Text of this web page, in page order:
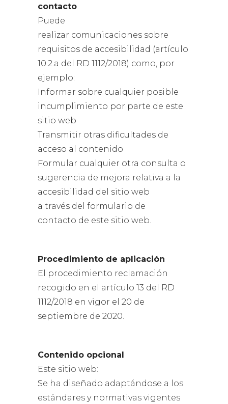
contacto
Puede
realizar comunicaciones sobre
requisitos de accesibilidad (artículo
10.2.a del RD 1112/2018) como, por
ejemplo:
Informar sobre cualquier posible
incumplimiento por parte de este
sitio web
Transmitir otras dificultades de
acceso al contenido
Formular cualquier otra consulta o
sugerencia de mejora relativa a la
accesibilidad del sitio web
a través del formulario de
contacto de este sitio web.
Procedimiento de aplicación
El procedimiento reclamación
recogido en el artículo 13 del RD
1112/2018 en vigor el 20 de
septiembre de 2020.
Contenido opcional
Este sitio web:
Se ha diseñado adaptándose a los
estándares y normativas vigentes